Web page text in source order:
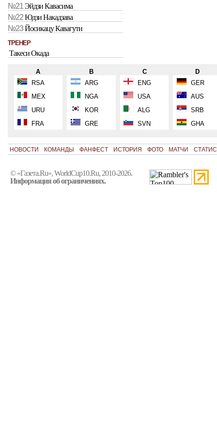
№21Эйдзи Кавасима
№22Юдзи Накадзава
№23Йосикацу Кавагути
ТРЕНЕР
Такеси Окада
A
RSA
MEX
URU
FRA
B
ARG
NGA
KOR
GRE
C
ENG
USA
ALG
SVN
D
GER
AUS
SRB
GHA
НОВОСТИ КОМАНДЫ ФАНФЕСТ ИСТОРИЯ ФОТО МАТЧИ
© «Газета.Ru», WorldCup10.Ru, 2010-2026.
Информация об ограничениях.